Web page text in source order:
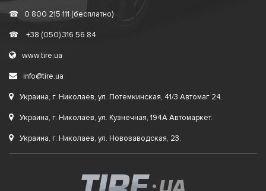
☎ 0 800 215 111 (бесплатно)
☎ +38 (050) 316 56 84
www.tire.ua
info@tire.ua
Украина, г. Николаев, ул. Потемкинская, 41/3 Автомаг 24.
Украина, г. Николаев, ул. Кузнечная, 194А Автомаркет.
Украина, г. Николаев, ул. Новозаводская, 23.